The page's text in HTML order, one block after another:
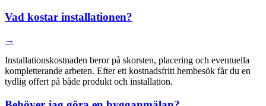
Vad kostar installationen?
→
Installationskostnaden beror på skorsten, placering och eventuella
kompletterande arbeten. Efter ett kostnadsfritt hembesök får du en
tydlig offert på både produkt och installation.